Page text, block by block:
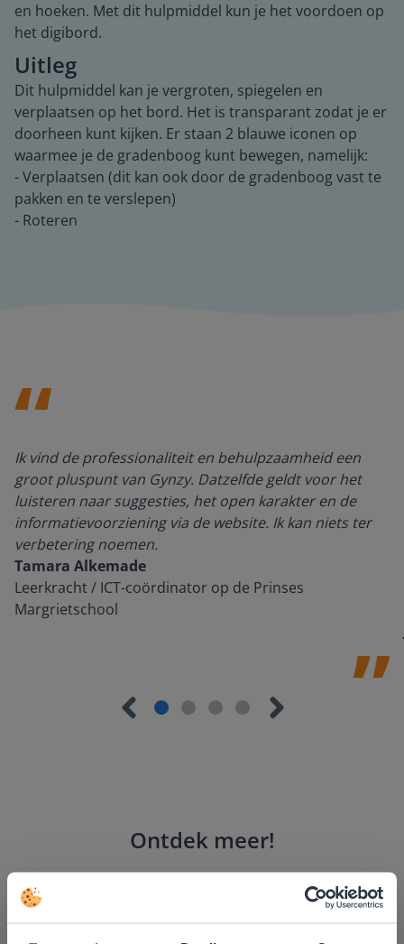
en hoeken. Met dit hulpmiddel kun je het voordoen op
het digibord.
Uitleg
Dit hulpmiddel kan je vergroten, spiegelen en
verplaatsen op het bord. Het is transparant zodat je er
doorheen kunt kijken. Er staan 2 blauwe iconen op
waarmee je de gradenboog kunt bewegen, namelijk:
- Verplaatsen (dit kan ook door de gradenboog vast te
pakken en te verslepen)
- Roteren
Ik vind de professionaliteit en behulpzaamheid een
groot pluspunt van Gynzy. Datzelfde geldt voor het
luisteren naar suggesties, het open karakter en de
informatievoorziening via de website. Ik kan niets ter
verbetering noemen.
Tamara Alkemade
Leerkracht / ICT-coördinator op de Prinses
Margrietschool
Ontdek meer!